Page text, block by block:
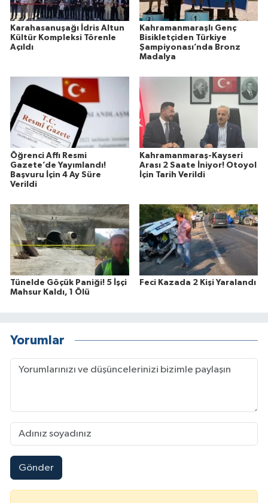
Karahasanuşağı İdris Altun
Kültür Kompleksi Törenle
Açıldı
Kahramanmaraşlı Genç
Bisikletçiden Türkiye
Şampiyonası’nda Bronz
Madalya
Öğrenci Affı Resmi
Gazete’de Yayımlandı!
Başvuru İçin 4 Ay Süre
Verildi
Kahramanmaraş-Kayseri
Arası 2 Saate İniyor! Otoyol
İçin Tarih Verildi
Tünelde Göçük Paniği! 5 İşçi
Mahsur Kaldı, 1 Ölü
Feci Kazada 2 Kişi Yaralandı
Yorumlar
Gönder